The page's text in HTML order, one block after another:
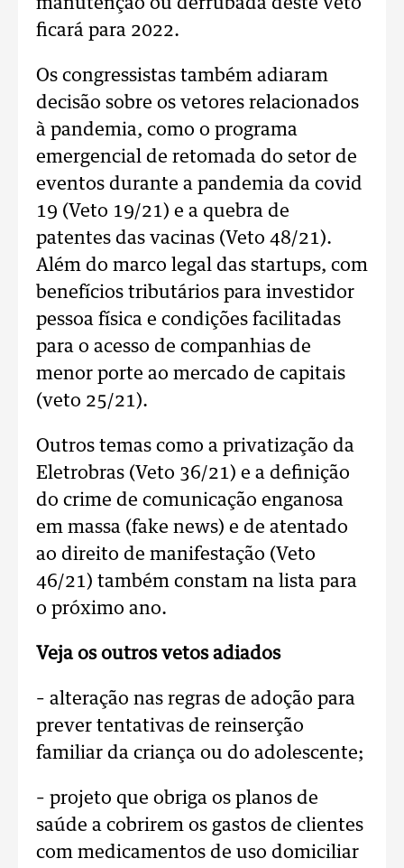
manutenção ou derrubada deste veto
ficará para 2022.
Os congressistas também adiaram
decisão sobre os vetores relacionados
à pandemia, como o programa
emergencial de retomada do setor de
eventos durante a pandemia da covid
19 (Veto 19/21) e a quebra de
patentes das vacinas (Veto 48/21).
Além do marco legal das startups, com
benefícios tributários para investidor
pessoa física e condições facilitadas
para o acesso de companhias de
menor porte ao mercado de capitais
(veto 25/21).
Outros temas como a privatização da
Eletrobras (Veto 36/21) e a definição
do crime de comunicação enganosa
em massa (fake news) e de atentado
ao direito de manifestação (Veto
46/21) também constam na lista para
o próximo ano.
Veja os outros vetos adiados
– alteração nas regras de adoção para
prever tentativas de reinserção
familiar da criança ou do adolescente;
– projeto que obriga os planos de
saúde a cobrirem os gastos de clientes
com medicamentos de uso domiciliar